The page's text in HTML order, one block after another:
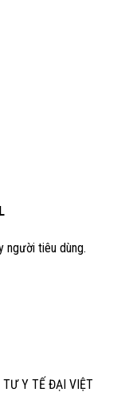
người tiêu dùng.
TƯ Y TẾ ĐẠI VIỆT